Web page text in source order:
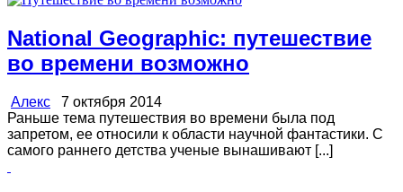
National Geographic: путешествие
во времени возможно
Алекс 7 октября 2014
Раньше тема путешествия во времени была под
запретом, ее относили к области научной фантастики. С
самого раннего детства ученые вынашивают [...]